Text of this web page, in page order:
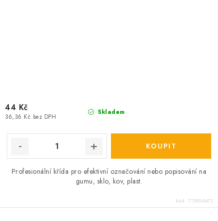
Skladem
36,36 Kč bez DPH
44 Kč
Profesionální křída pro efektivní označování nebo popisování na
gumu, sklo, kov, plast.
Kód: TT595-8472